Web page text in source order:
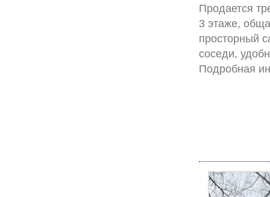
Продается
3 этаже,
просторный
соседи,